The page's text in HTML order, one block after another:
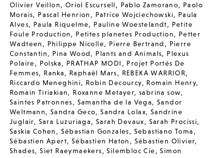
Olivier Veillon, Oriol Escursell, Pablo Zamorano, Paolo
Morais, Pascal Henrion , Patrice Wojciechowski, Paula
Alves, Paula Riquelme, Pauline Woestelandt, Petite
Foule Production, Petites planetes Production, Petter
Wadteen , Philippe Nicolle, Pierre Bertrand , Pierre
Constantin, Pina Wood, Plants and Animals, Plexus
Polaire, Polska, PRATHAP MODI , Projet Portés De
Femmes, Ranka, Raphaël Mars, REBEKA WARRIOR,
Riccardo Meneghini, Robin Decourcy, Romain Henry,
Romain Tiriakian, Roxanne Metayer,sabrina sow,
Saintes Patronnes, Samantha de la Vega,Sandor
Weltmann,Sandra Geco,Sandra Lolax, Sandrine
Juglair, Sara Luzuriaga,Sarah Devaux, Sarah Procissi,
Saskia Cohen , Sébastian Gonzales, Sebastiano Toma ,
Sébastien Apert, Sébastien Haton , Sébastien Olivier,
Shades,Siet Raeymaekers,Silembloc Cie,Simon